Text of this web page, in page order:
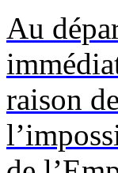
Au
raison